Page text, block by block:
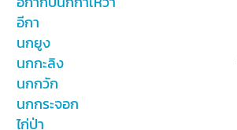
อีกา
นกยูง
นกกะลิง
นกกวัก
นกกระจอก
ไก่ป่า